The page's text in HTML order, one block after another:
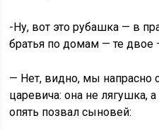
-Ну, вот это рубашка — в
братья по домам — те двое
— Нет, видно, мы напрасно
царевича: она не лягушка,
опять позвал сыновей: